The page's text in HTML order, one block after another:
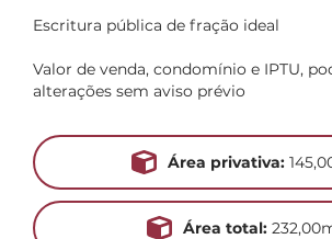
Escritura pública de fração ideal
Valor de venda, condomínio e IPTU,
alterações sem aviso prévio
Área privativa:
Área total: